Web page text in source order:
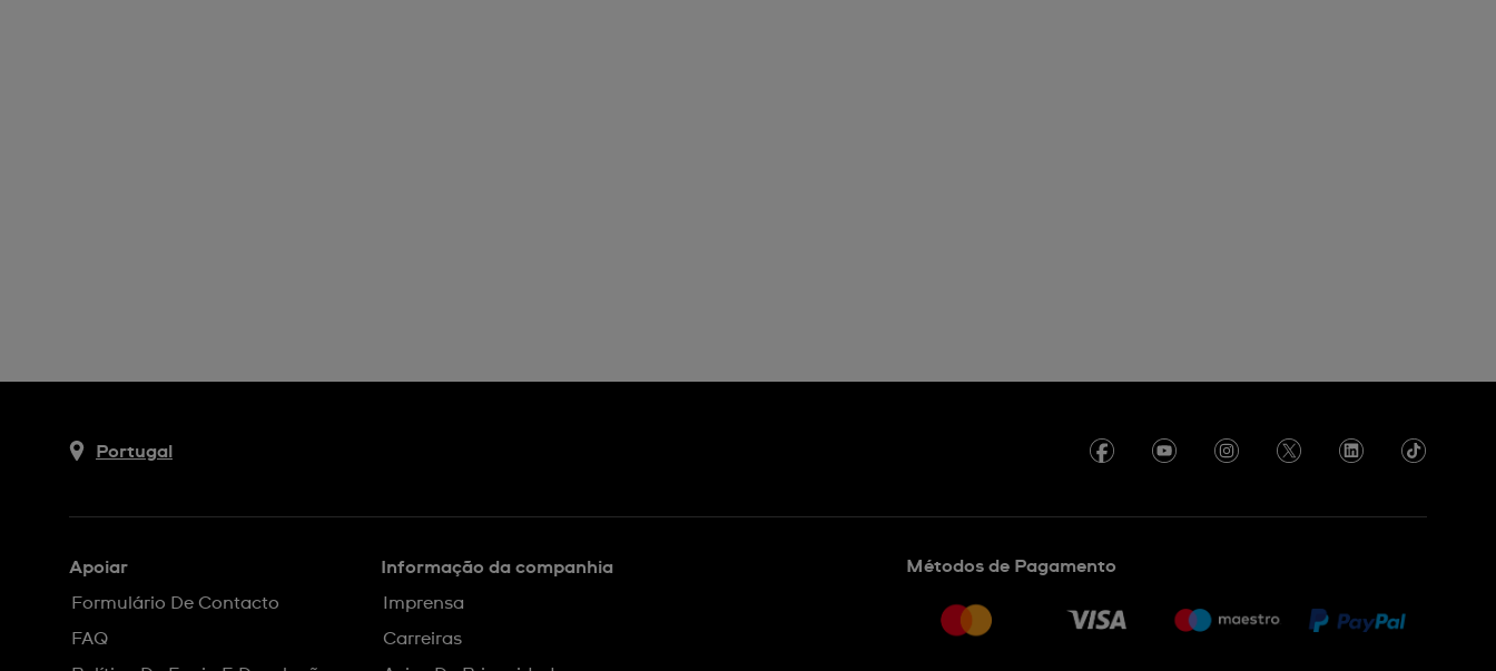
Portugal
Apoiar
Formulário De Contacto
FAQ
Informação da companhia
Imprensa
Carreiras
Métodos de Pagamento